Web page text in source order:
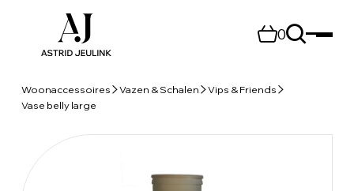
0
Woonaccessoires Vazen & Schalen
Vips & Friends
Vase belly large